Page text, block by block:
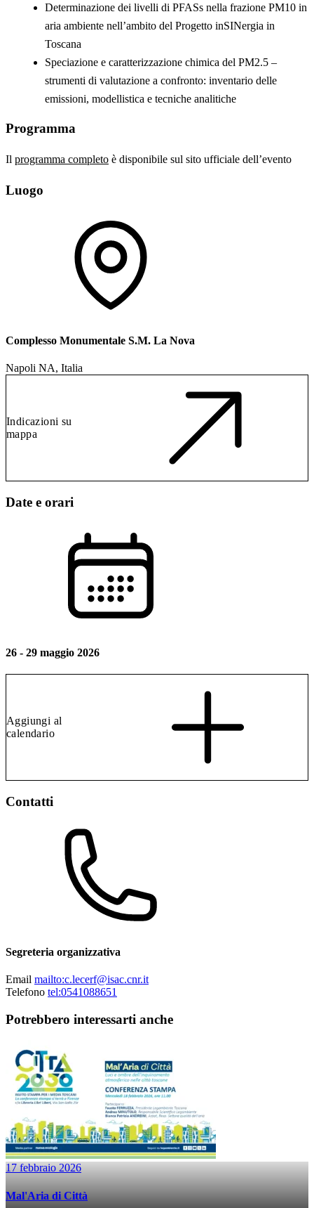
Determinazione dei livelli di PFASs nella frazione PM10 in
aria ambiente nell’ambito del Progetto inSINergia in
Toscana
Speciazione e caratterizzazione chimica del PM2.5 –
strumenti di valutazione a confronto: inventario delle
emissioni, modellistica e tecniche analitiche
Programma
Il programma completo è disponibile sul sito ufficiale dell’evento
Luogo
Complesso Monumentale S.M. La Nova
Napoli NA, Italia
Indicazioni su
mappa
Date e orari
26 - 29 maggio 2026
Aggiungi al
calendario
Contatti
Segreteria organizzativa
Email mailto:c.lecerf@isac.cnr.it
Telefono tel:0541088651
Potrebbero interessarti anche
17 febbraio 2026
Mal'Aria di Città